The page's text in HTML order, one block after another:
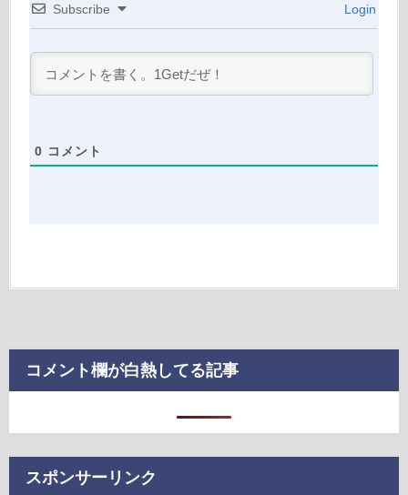
Subscribe Login
0 コメント
コメント欄が白熱してる記事
スポンサーリンク